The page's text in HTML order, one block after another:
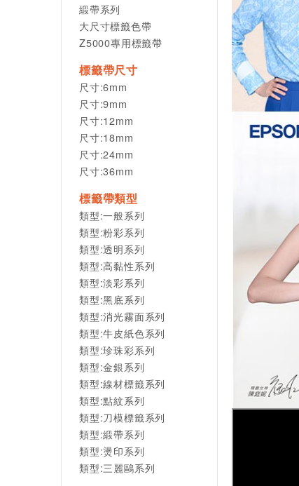
緞帶系列
大尺寸標籤色帶
Z5000專用標籤帶
標籤帶尺寸
尺寸:6mm
尺寸:9mm
尺寸:12mm
尺寸:18mm
尺寸:24mm
尺寸:36mm
標籤帶類型
類型:一般系列
類型:粉彩系列
類型:透明系列
類型:高黏性系列
類型:淡彩系列
類型:黑底系列
類型:消光霧面系列
類型:牛皮紙色系列
類型:珍珠彩系列
類型:金銀系列
類型:線材標籤系列
類型:點紋系列
類型:刀模標籤系列
類型:緞帶系列
類型:燙印系列
類型:三麗鷗系列